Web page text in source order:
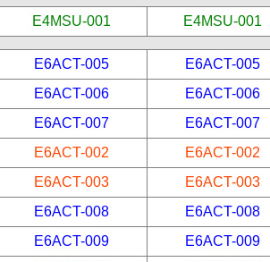
E4MSU-001 E4MSU-001
E6ACT-005
E6ACT-005
E6ACT-006
E6ACT-006
E6ACT-007
E6ACT-007
E6ACT-002
E6ACT-002
E6ACT-003
E6ACT-003
E6ACT-008
E6ACT-008
E6ACT-009
E6ACT-009